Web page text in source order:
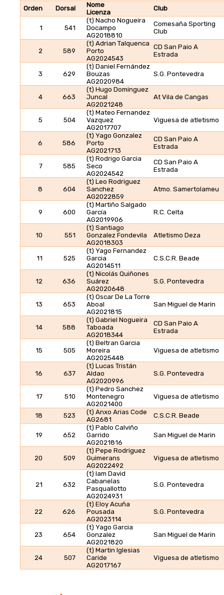
Orden Dorsal
Nome
Licenza
Club
1 541
(t) Nacho Nogueira
Docampo
AG2018810
Comesaña Sporting
Club
2 589
(t) Adrian Talquenca
Porto
AG2024543
CD San Paio A
Estrada
3 629
(t) Daniel Fernández
Bouzas
AG2020984
S.G. Pontevedra
4 663
(t) Hugo Dominguez
Juncal
AG2021248
At Vila de Cangas
5 504
(t) Mateo Fernandez
Vazquez
AG2017707
Viguesa de atletismo
6 586
(t) Yago Gonzalez
Porto
AG2021713
CD San Paio A
Estrada
7 585
(t) Rodrigo Garcia
Seco
AG2024542
CD San Paio A
Estrada
8 604
(t) Leo Rodriguez
Sanchez
AG2022859
Atmo. Samertolameu
9 600
(t) Martiño Salgado
García
AG2019906
R.C. Celta
10 551
(t) Santiago
Gonzalez Fondevila
AG2018303
Atletismo Deza
11 525
(t) Yago Fernandez
Garcia
AG2014511
C.S.C.R. Beade
12 636
(t) Nicolás Quiñones
Suárez
AG2020648
S.G. Pontevedra
13 653
(t) Oscar De La Torre
Aboal
AG2021815
San Miguel de Marin
14 588
(t) Gabriel Nogueira
Taboada
AG2018344
CD San Paio A
Estrada
15 505
(t) Beltran Garcia
Moreira
AG2025448
Viguesa de atletismo
16 637
(t) Lucas Tristán
Aldao
AG2020996
S.G. Pontevedra
17 510
(t) Pedro Sanchez
Montenegro
AG2021400
Viguesa de atletismo
18 523
(t) Anxo Arias Code
AG2681
C.S.C.R. Beade
19 652
(t) Pablo Calviño
Garrido
AG2021816
San Miguel de Marin
20 509
(t) Pepe Rodriguez
Guimerans
AG2022492
Viguesa de atletismo
21 632
(t) Iam David
Cabanelas
Pasquallotto
AG2024931
S.G. Pontevedra
22 626
(t) Eloy Acuña
Pousada
AG2023114
S.G. Pontevedra
23 654
(t) Yago Garcia
Gonzalez
AG2021820
San Miguel de Marin
24 507
(t) Martin Iglesias
Caride
AG2017167
Viguesa de atletismo